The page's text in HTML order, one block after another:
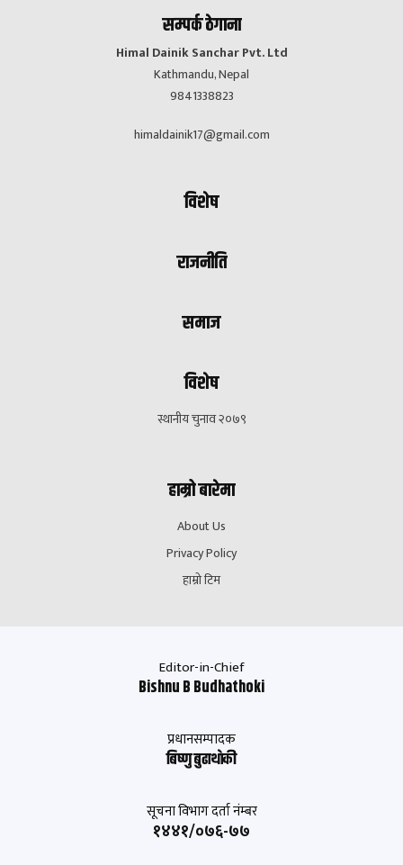
सम्पर्क ठेगाना
Himal Dainik Sanchar Pvt. Ltd
Kathmandu, Nepal
9841338823
himaldainik17@gmail.com
विशेष
राजनीति
समाज
विशेष
स्थानीय चुनाव २०७९
हाम्रो बारेमा
About Us
Privacy Policy
हाम्रो टिम
Editor-in-Chief
Bishnu B Budhathoki
प्रधानसम्पादक
बिष्णु बुढाथाेकी
सूचना विभाग दर्ता नंम्बर
१४४१/०७६-७७